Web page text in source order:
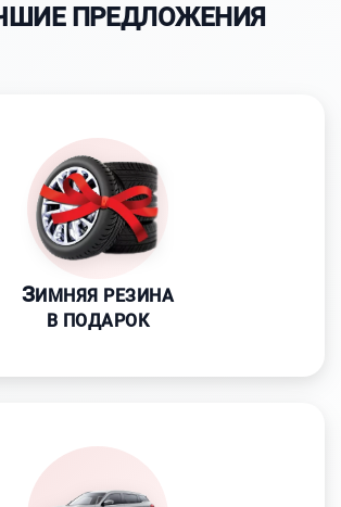
ПРЕДЛОЖЕНИЯ
ЗИМНЯЯ РЕЗИНА
В ПОДАРОК